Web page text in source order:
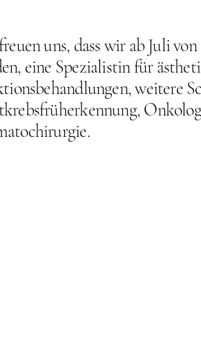
uns, dass wir ab Juli
eine Spezialistin für
weitere